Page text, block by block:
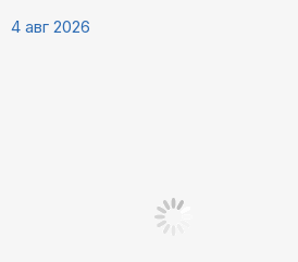
4 авг 2026